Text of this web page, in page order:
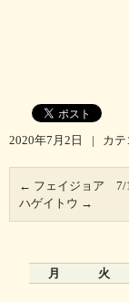
2020年7月2日 | カテ
← フェイジョア
ハゲイトウ →
月
火